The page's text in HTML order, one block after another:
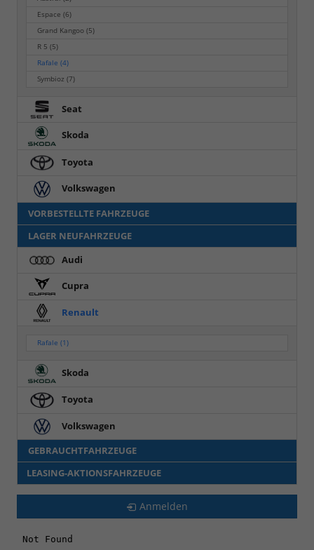
Espace(6)
Grand Kangoo(5)
R 5(5)
Rafale(4)
Symbioz(7)
Seat
Skoda
Toyota
Volkswagen
VORBESTELLTE FAHRZEUGE
LAGER NEUFAHRZEUGE
Audi
Cupra
Renault
Rafale(1)
Skoda
Toyota
Volkswagen
GEBRAUCHTFAHRZEUGE
LEASING-AKTIONSFAHRZEUGE
Anmelden